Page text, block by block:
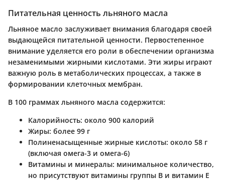
Питательная ценность льняного масла
Льняное масло заслуживает внимания благодаря своей
выдающейся питательной ценности. Первостепенное
внимание уделяется его роли в обеспечении организма
незаменимыми жирными кислотами. Эти жиры играют
важную роль в метаболических процессах, а также в
формировании клеточных мембран.
В 100 граммах льняного масла содержится:
Калорийность: около 900 калорий
Жиры: более 99 г
Полиненасыщенные жирные кислоты: около 58 г
(включая омега-3 и омега-6)
Витамины и минералы: минимальное количество,
но присутствуют витамины группы B и витамин E